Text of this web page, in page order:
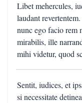
Libet mehercules,
laudant
nunc ego facio rem
mirabilis, ille
mihi videtur, quod
Sentit, iudices, et
si necessitate